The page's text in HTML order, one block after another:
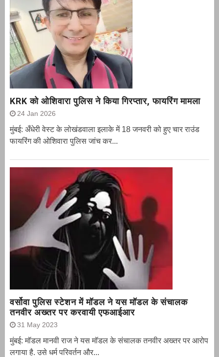
KRK को ओशिवारा पुलिस ने किया गिरप्तार, फायरिंग मामला
24 Jan 2026
मुंबई: अँधेरी वेस्ट के लोखंडवाला इलाके में 18 जनवरी को हुए चार राउंड
फायरिंग की ओशिवारा पुलिस जांच कर...
वर्सोवा पुलिस स्टेशन में मॉडल ने यस मॉडल के संचालक
तनवीर अख्तर पर करवायी एफआईआर
31 May 2023
मुंबई: मॉडल मानवी राज ने यस मॉडल के संचालक तनवीर अख्तर पर आरोप
लगाया है. उसे धर्म परिवर्तन और...